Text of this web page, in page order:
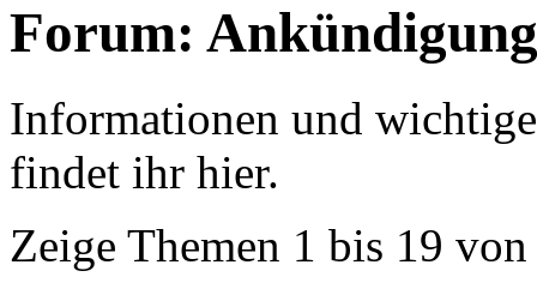
Forum:
Informationen und
findet ihr hier.
Zeige Themen 1 bis 19